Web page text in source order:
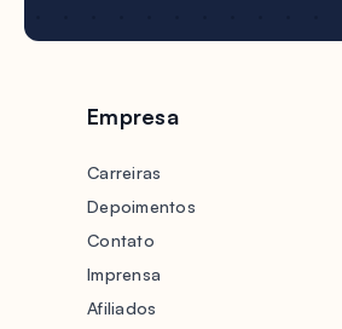
Empresa
Carreiras
Depoimentos
Contato
Imprensa
Afiliados